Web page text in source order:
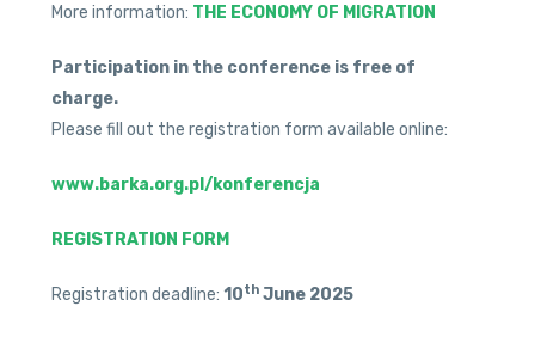
More information: THE ECONOMY OF MIGRATION
Participation in the conference is free of
charge.
Please fill out the registration form available online:
www.barka.org.pl/konferencja
REGISTRATION FORM
Registration deadline: 10thJune 2025